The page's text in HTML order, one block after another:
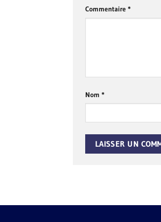
Commentaire *
Nom *